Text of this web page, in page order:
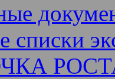
списки